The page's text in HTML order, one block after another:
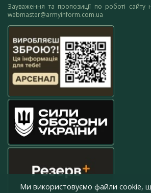
Зауваження та пропозиції по роботі сайту
webmaster@armyinform.com.ua
Ми використовуємо файли cookie,